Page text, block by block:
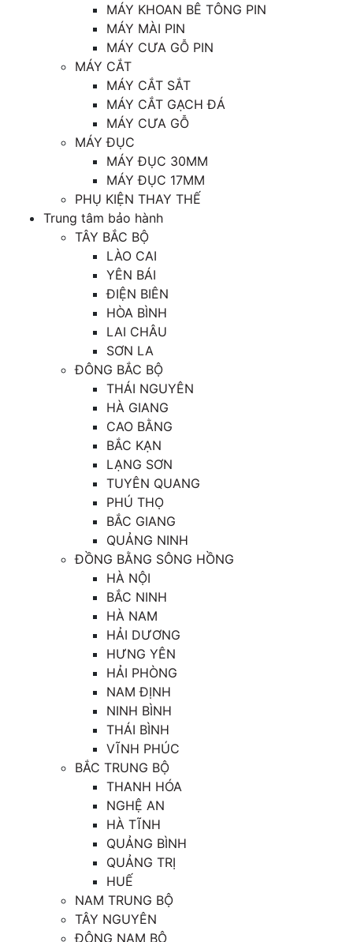
MÁY KHOAN BÊ TÔNG PIN
MÁY MÀI PIN
MÁY CƯA GỖ PIN
MÁY CẮT
MÁY CẮT SẮT
MÁY CẮT GẠCH ĐÁ
MÁY CƯA GỖ
MÁY ĐỤC
MÁY ĐỤC 30MM
MÁY ĐỤC 17MM
PHỤ KIỆN THAY THẾ
Trung tâm bảo hành
TÂY BẮC BỘ
LÀO CAI
YÊN BÁI
ĐIỆN BIÊN
HÒA BÌNH
LAI CHÂU
SƠN LA
ĐÔNG BẮC BỘ
THÁI NGUYÊN
HÀ GIANG
CAO BẰNG
BẮC KẠN
LẠNG SƠN
TUYÊN QUANG
PHÚ THỌ
BẮC GIANG
QUẢNG NINH
ĐỒNG BẰNG SÔNG HỒNG
HÀ NỘI
BẮC NINH
HÀ NAM
HẢI DƯƠNG
HƯNG YÊN
HẢI PHÒNG
NAM ĐỊNH
NINH BÌNH
THÁI BÌNH
VĨNH PHÚC
BẮC TRUNG BỘ
THANH HÓA
NGHỆ AN
HÀ TĨNH
QUẢNG BÌNH
QUẢNG TRỊ
HUẾ
NAM TRUNG BỘ
TÂY NGUYÊN
ĐÔNG NAM BỘ